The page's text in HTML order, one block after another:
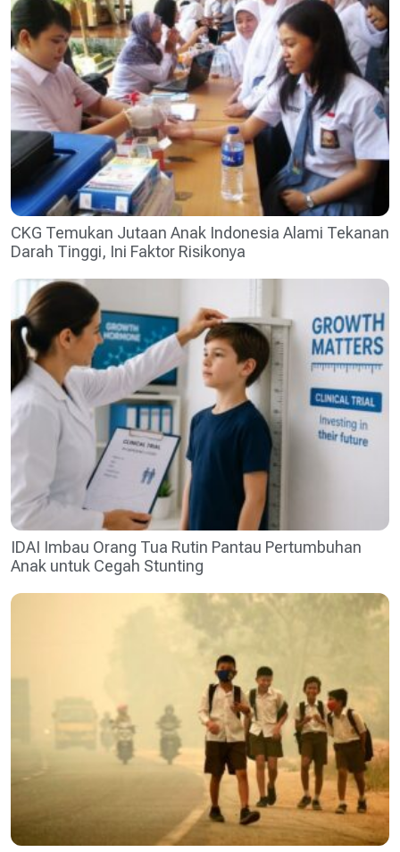
CKG Temukan Jutaan Anak Indonesia Alami Tekanan
Darah Tinggi, Ini Faktor Risikonya
IDAI Imbau Orang Tua Rutin Pantau Pertumbuhan
Anak untuk Cegah Stunting